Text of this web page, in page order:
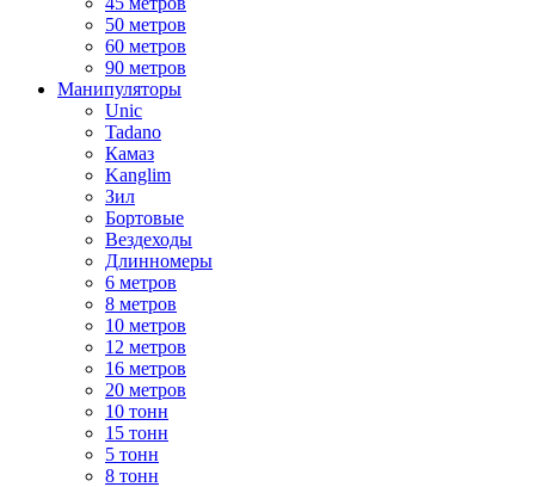
50 метров
60 метров
90 метров
Манипуляторы
Unic
Tadano
Камаз
Kanglim
Зил
Бортовые
Вездеходы
Длинномеры
6 метров
8 метров
10 метров
12 метров
16 метров
20 метров
10 тонн
15 тонн
5 тонн
8 тонн